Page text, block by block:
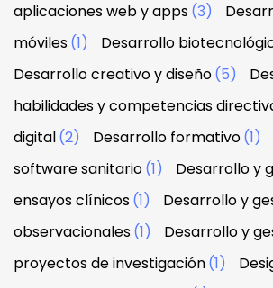
aplicaciones web y apps(3)
móviles(1) Desarrollo
Desarrollo creativo y diseño(5)
habilidades y competencias
digital(2) Desarrollo formativo(1)
software sanitario(1)
Desarrollo y
ensayos clínicos(1)
Desarrollo y
observacionales(1)
Desarrollo y
proyectos de investigación(1)